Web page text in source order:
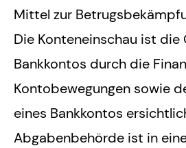
Mittel zur
Die Konteneinschau ist die
Bankkontos durch die
Kontobewegungen sowie
eines Bankkontos
Abgabenbehörde ist in